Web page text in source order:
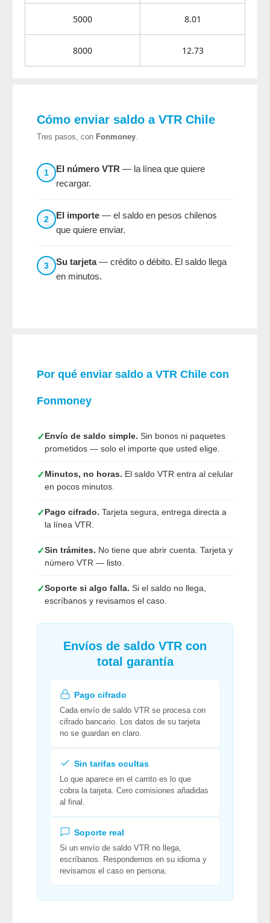
5000 8.01
8000 12.73
Cómo enviar saldo a VTR Chile
Tres pasos, con Fonmoney.
1 El número VTR — la línea que quiere
recargar.
2 El importe — el saldo en pesos chilenos
que quiere enviar.
3 Su tarjeta— crédito o débito. El saldo llega
en minutos.
Por qué enviar saldo a VTR Chile con
Fonmoney
✓Envío de saldo simple. Sin bonos ni paquetes
prometidos — solo el importe que usted elige.
✓Minutos, no horas. El saldo VTR entra al celular
en pocos minutos.
✓Pago cifrado. Tarjeta segura, entrega directa a
la línea VTR.
✓Sin trámites. No tiene que abrir cuenta. Tarjeta y
número VTR — listo.
✓Soporte si algo falla. Si el saldo no llega,
escríbanos y revisamos el caso.
Envíos de saldo VTR con
total garantía
Pago cifrado
Cada envío de saldo VTR se procesa con
cifrado bancario. Los datos de su tarjeta
no se guardan en claro.
Sin tarifas ocultas
Lo que aparece en el carrito es lo que
cobra la tarjeta. Cero comisiones añadidas
al final.
Soporte real
Si un envío de saldo VTR no llega,
escríbanos. Respondemos en su idioma y
revisamos el caso en persona.